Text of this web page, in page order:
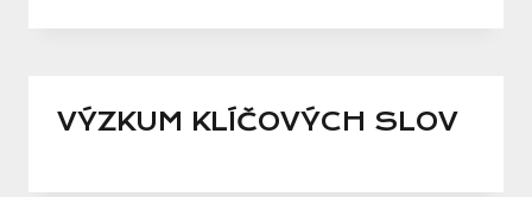
VÝZKUM KLÍČOVÝCH SLOV